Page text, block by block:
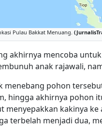
Pulau Bakkat Menuang.
akhirnya mencoba
anak rajawali,
menebang pohon
hingga akhirnya pohon
kakinya ke
terbelah menjadi dua,